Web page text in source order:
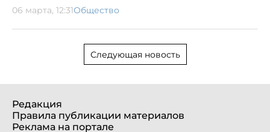
06 марта, 12:31Общество
Следующая новость
Редакция
Правила публикации материалов
Реклама на портале